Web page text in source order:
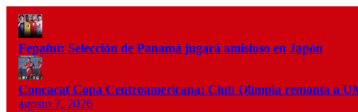
Fepafut: Selección de Panamá jugará amistoso en Japón
Concacaf Copa Centroamericana: Club Olimpia remonta a
agosto 7, 2026